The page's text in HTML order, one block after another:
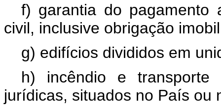
f) garantia do pagamento
civil, inclusive obrigação
g) edifícios divididos em
h) incêndio e transporte
jurídicas, situados no País ou